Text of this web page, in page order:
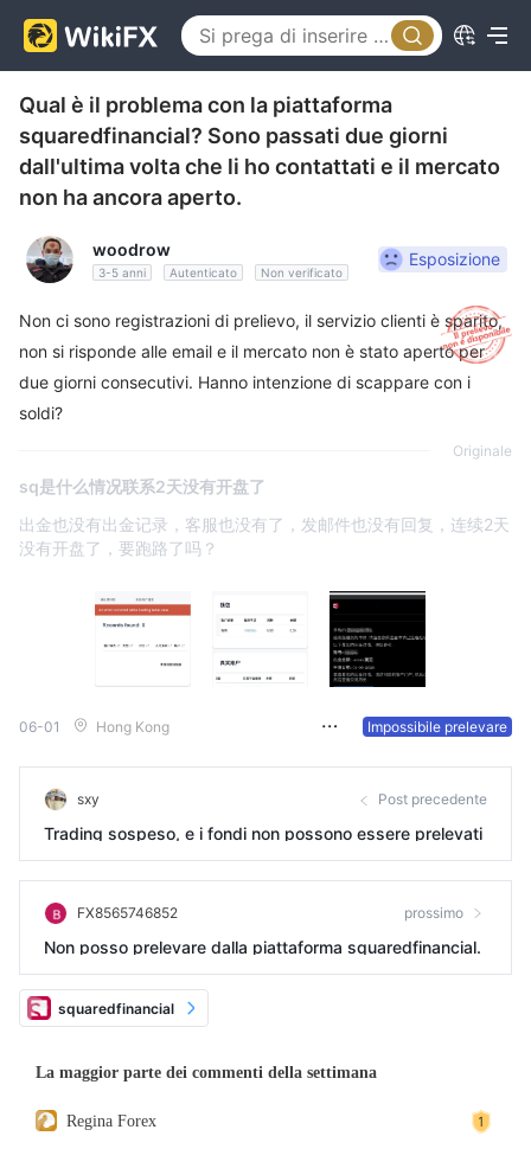
Qual è il problema con la piattaforma
squaredfinancial? Sono passati due giorni
dall'ultima volta che li ho contattati e il mercato
non ha ancora aperto.
woodrow
3-5 anni Autenticato Non verificato
Esposizione
Non ci sono registrazioni di prelievo, il servizio clienti è sparito,
non si risponde alle email e il mercato non è stato aperto per
due giorni consecutivi. Hanno intenzione di scappare con i
soldi?
Originale
sq是什么情况联系2天没有开盘了
出金也没有出金记录，客服也没有了，发邮件也没有回复，连续2天
没有开盘了，要跑路了吗？
06-01 Hong Kong Impossibile prelevare
sxy Post precedente
Trading sospeso, e i fondi non possono essere prelevati
FX8565746852 prossimo
Non posso prelevare dalla piattaforma squaredfinancial.
squaredfinancial
La maggior parte dei commenti della settimana
Regina Forex